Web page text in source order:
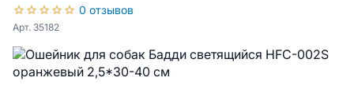
0 отзывов
Арт. 35182